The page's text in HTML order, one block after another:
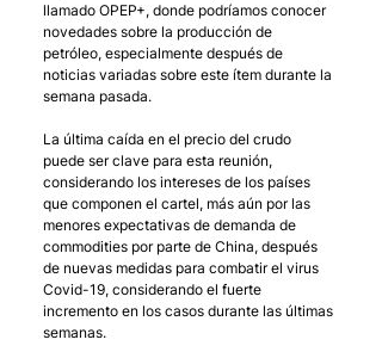
llamado OPEP+, donde podríamos conocer
novedades sobre la producción de
petróleo, especialmente después de
noticias variadas sobre este ítem durante la
semana pasada.
La última caída en el precio del crudo
puede ser clave para esta reunión,
considerando los intereses de los países
que componen el cartel, más aún por las
menores expectativas de demanda de
commodities por parte de China, después
de nuevas medidas para combatir el virus
Covid-19, considerando el fuerte
incremento en los casos durante las últimas
semanas.